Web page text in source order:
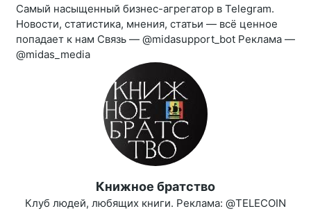
Самый насыщенный бизнес-агрегатор в Telegram.
Новости, статистика, мнения, статьи — всё ценное
попадает к нам Связь — @midasupport_bot Реклама —
@midas_media
Книжное братство
Клуб людей, любящих книги. Реклама: @TELECOIN